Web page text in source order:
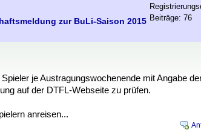
zur BuLi-Saison 2015 Beiträge: 76
je Austragungswochenende mit Angabe
auf der DTFL-Webseite zu prüfen.
anreisen...